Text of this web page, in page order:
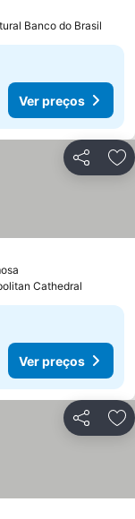
Banco do Brasil
Ver preços
Partilhar
Cathedral
Ver preços
Partilhar